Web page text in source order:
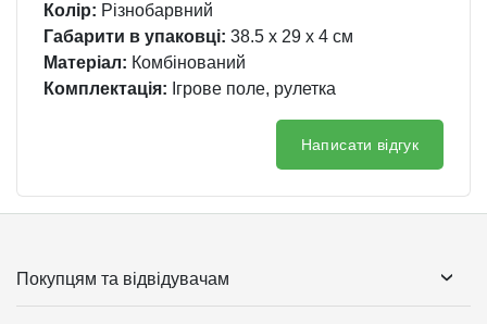
Колір: Різнобарвний
Габарити в упаковці: 38.5 x 29 x 4 см
Матеріал: Комбінований
Комплектація: Ігрове поле, рулетка
Написати відгук
Покупцям та відвідувачам